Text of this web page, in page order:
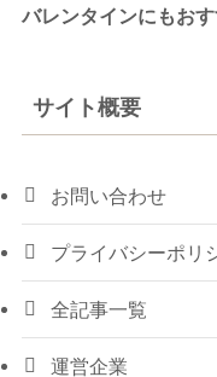
バレンタインにもお
サイト概要
お問い合わせ
プライバシーポリ
全記事一覧
運営企業